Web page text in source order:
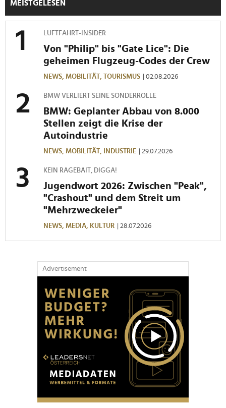
MEISTGELESEN
LUFTFAHRT-INSIDER
Von "Philip" bis "Gate Lice": Die
geheimen Flugzeug-Codes der Crew
NEWS, MOBILITÄT, TOURISMUS | 02.08.2026
BMW VERLIERT SEINE SONDERROLLE
BMW: Geplanter Abbau von 8.000
Stellen zeigt die Krise der
Autoindustrie
NEWS, MOBILITÄT, INDUSTRIE | 29.07.2026
KEIN RAGEBAIT, DIGGA!
Jugendwort 2026: Zwischen "Peak",
"Crashout" und dem Streit um
"Mehrzweckeier"
NEWS, MEDIA, KULTUR | 28.07.2026
Advertisement